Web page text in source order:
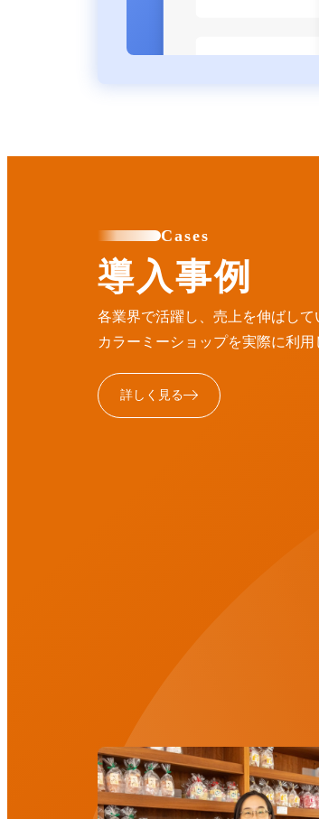
Cases
導入事例
各業界で活躍し、売上を伸ばして
カラーミーショップを実際に利
詳しく見る